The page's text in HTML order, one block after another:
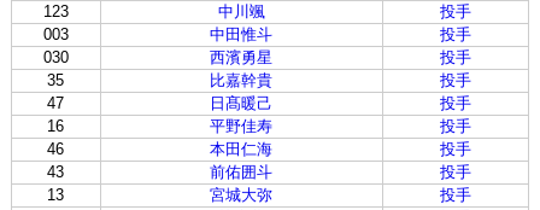
123
中川颯
投手
003
中田惟斗
投手
030
西濱勇星
投手
35
比嘉幹貴
投手
47
日髙暖己
投手
16
平野佳寿
投手
46
本田仁海
投手
43
前佑囲斗
投手
13
宮城大弥
投手